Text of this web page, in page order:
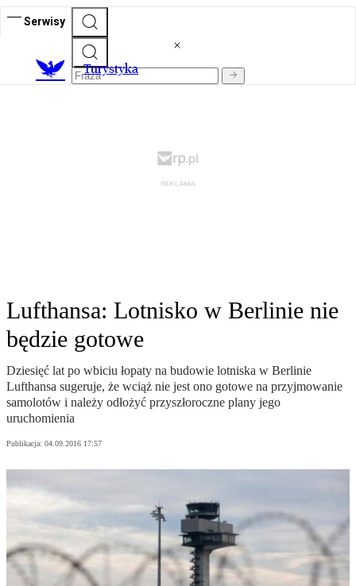
Serwisy
Turystyka
Lufthansa: Lotnisko w Berlinie nie
będzie gotowe
Dziesięć lat po wbiciu łopaty na budowie lotniska w Berlinie
Lufthansa sugeruje, że wciąż nie jest ono gotowe na przyjmowanie
samolotów i należy odłożyć przyszłoroczne plany jego
uruchomienia
Publikacja: 04.09.2016 17:57